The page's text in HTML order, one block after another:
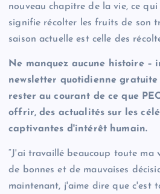
nouveau chapitre de la vie, ce
signifie récolter les fruits de son
saison actuelle est celle des
Ne manquez aucune histoire –
newsletter quotidienne gratuite
rester au courant de ce que
offrir, des actualités sur les
captivantes d'intérêt humain.
“J'ai travaillé beaucoup toute ma
de bonnes et de mauvaises
maintenant, j'aime dire que c'est